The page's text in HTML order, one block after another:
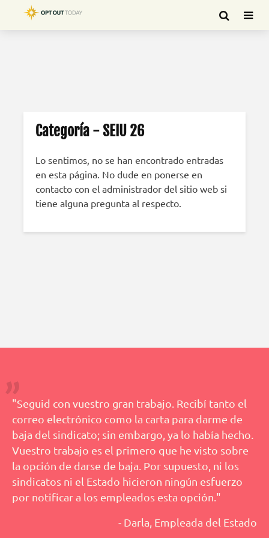
Categoría - SEIU 26
Lo sentimos, no se han encontrado entradas
en esta página. No dude en ponerse en
contacto con el administrador del sitio web si
tiene alguna pregunta al respecto.
"Seguid con vuestro gran trabajo. Recibí tanto el
correo electrónico como la carta para darme de
baja del sindicato; sin embargo, ya lo había hecho.
Vuestro trabajo es el primero que he visto sobre
la opción de darse de baja. Por supuesto, ni los
sindicatos ni el Estado hicieron ningún esfuerzo
por notificar a los empleados esta opción."
- Darla, Empleada del Estado